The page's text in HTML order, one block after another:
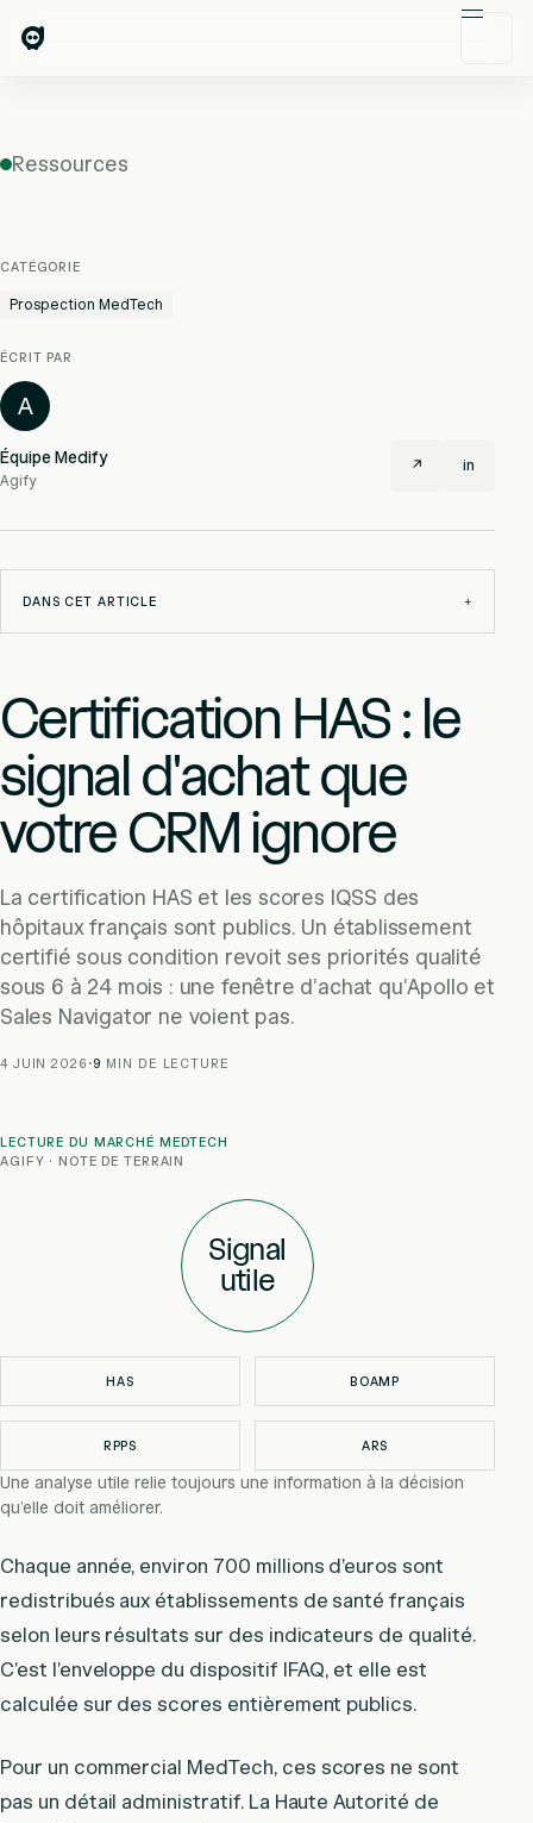
Ressources
CATÉGORIE
Prospection MedTech
ÉCRIT PAR
A
Équipe Medify
Agify
↗ in
DANS CET ARTICLE +
Certification HAS : le
signal d'achat que
votre CRM ignore
La certification HAS et les scores IQSS des
hôpitaux français sont publics. Un établissement
certifié sous condition revoit ses priorités qualité
sous 6 à 24 mois : une fenêtre d'achat qu'Apollo et
Sales Navigator ne voient pas.
4 JUIN 2026 ·9 MIN DE LECTURE
LECTURE DU MARCHÉ MEDTECH
AGIFY · NOTE DE TERRAIN
HAS BOAMP
RPPS ARS
Signal
utile
Une analyse utile relie toujours une information à la décision
qu’elle doit améliorer.
Chaque année, environ 700 millions d’euros sont
redistribués aux établissements de santé français
selon leurs résultats sur des indicateurs de qualité.
C’est l’enveloppe du dispositif IFAQ, et elle est
calculée sur des scores entièrement publics.
Pour un commercial MedTech, ces scores ne sont
pas un détail administratif. La Haute Autorité de